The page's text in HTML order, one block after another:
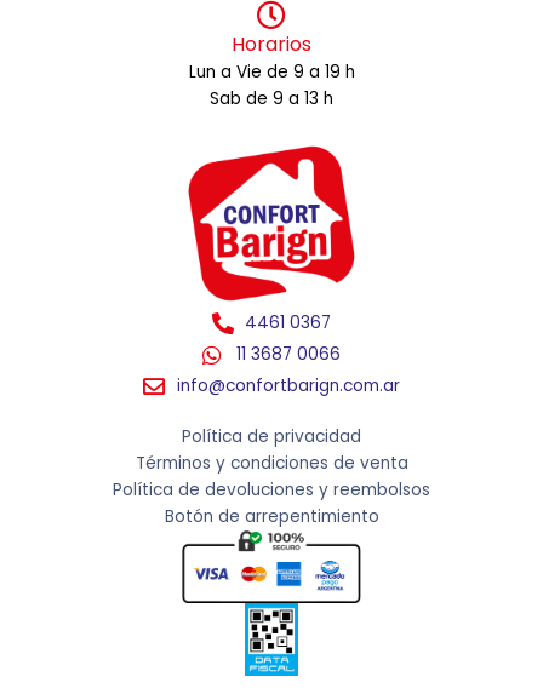
Horarios
Lun a Vie de 9 a 19 h
Sab de 9 a 13 h
4461 0367
11 3687 0066
info@confortbarign.com.ar
Política de privacidad
Términos y condiciones de venta
Política de devoluciones y reembolsos
Botón de arrepentimiento